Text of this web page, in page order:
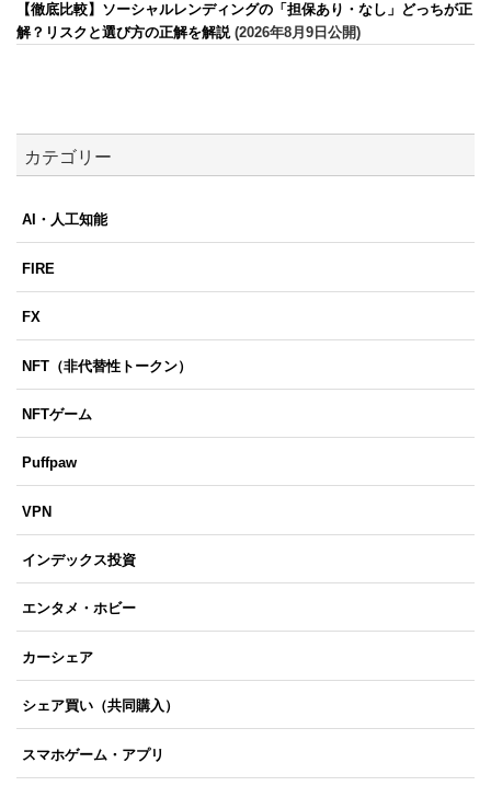
【徹底比較】ソーシャルレンディングの「担保あり・なし」どっちが正
解？リスクと選び方の正解を解説(2026年8月9日公開)
カテゴリー
AI・人工知能
FIRE
FX
NFT（非代替性トークン）
NFTゲーム
Puffpaw
VPN
インデックス投資
エンタメ・ホビー
カーシェア
シェア買い（共同購入）
スマホゲーム・アプリ